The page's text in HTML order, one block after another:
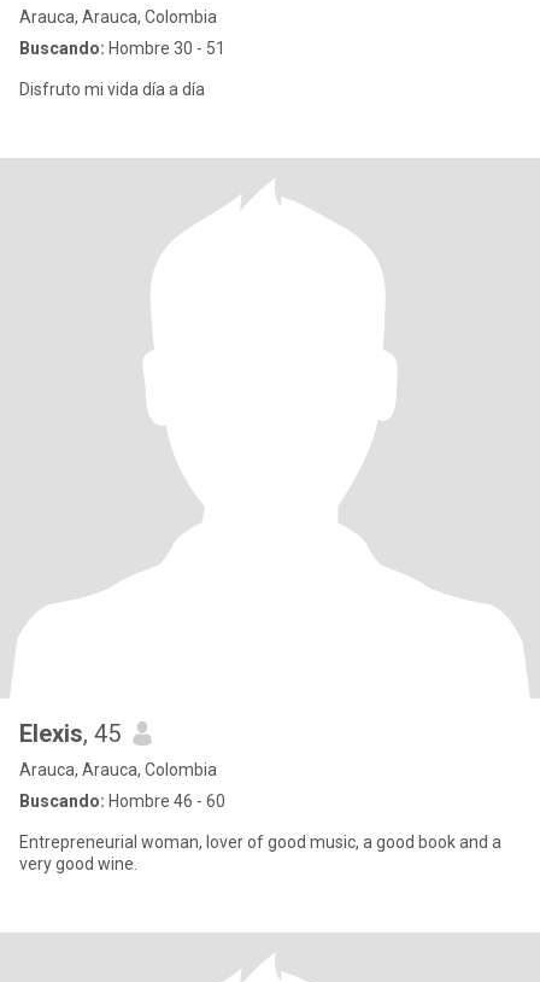
Arauca, Arauca, Colombia
Buscando: Hombre 30 - 51
Disfruto mi vida día a día
Elexis, 45
Arauca, Arauca, Colombia
Buscando: Hombre 46 - 60
Entrepreneurial woman, lover of good music, a good book and a
very good wine.